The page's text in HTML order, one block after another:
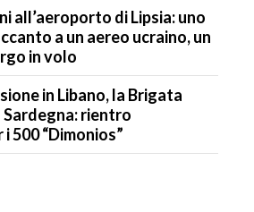
all’aeroporto di Lipsia: uno
a un aereo ucraino, un
in volo
in Libano, la Brigata
rientro
500 “Dimonios”